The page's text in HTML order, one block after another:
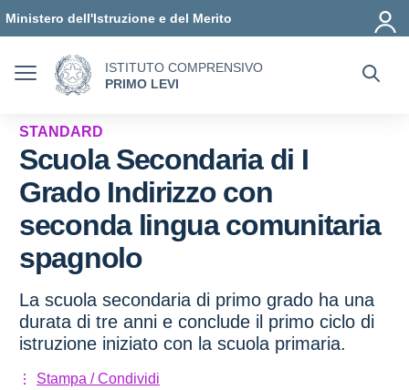
Ministero dell'Istruzione e del Merito
ISTITUTO COMPRENSIVO
PRIMO LEVI
STANDARD
Scuola Secondaria di I
Grado Indirizzo con
seconda lingua comunitaria
spagnolo
La scuola secondaria di primo grado ha una
durata di tre anni e conclude il primo ciclo di
istruzione iniziato con la scuola primaria.
Stampa / Condividi